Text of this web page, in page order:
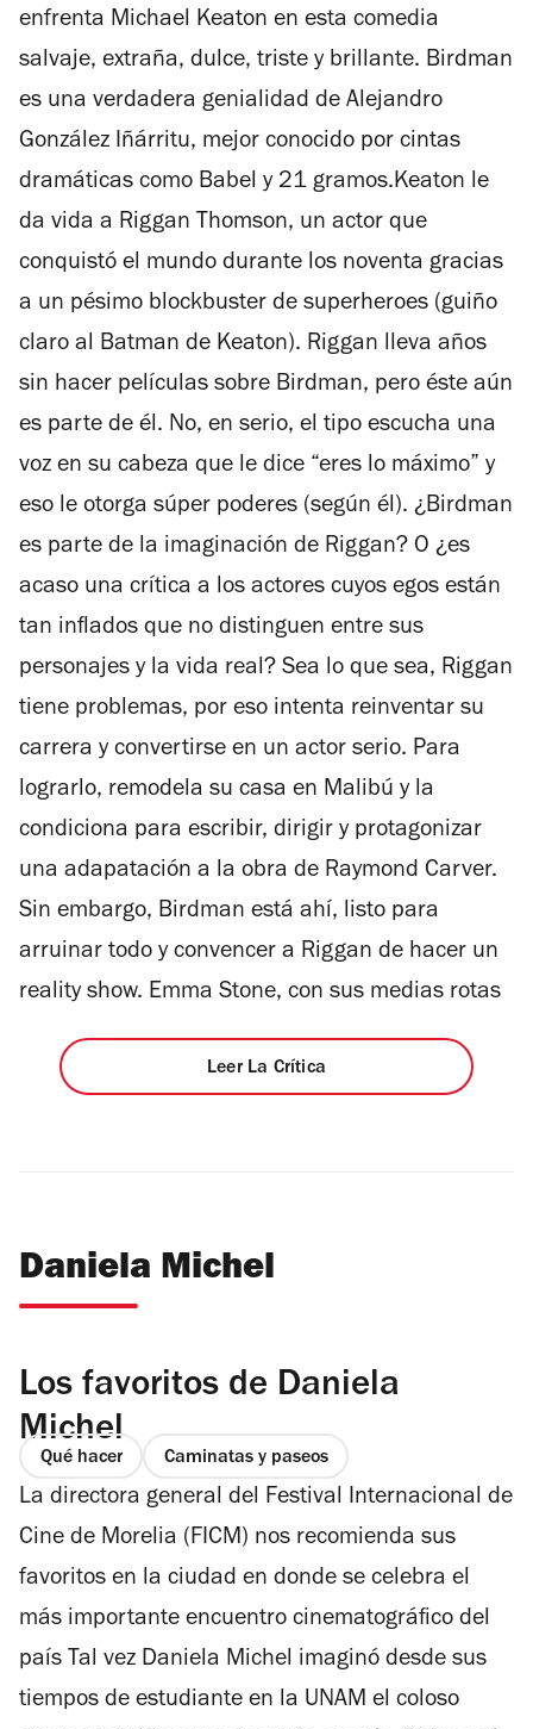
enfrenta Michael Keaton en esta comedia
salvaje, extraña, dulce, triste y brillante. Birdman
es una verdadera genialidad de Alejandro
González Iñárritu, mejor conocido por cintas
dramáticas como Babel y 21 gramos.Keaton le
da vida a Riggan Thomson, un actor que
conquistó el mundo durante los noventa gracias
a un pésimo blockbuster de superheroes (guiño
claro al Batman de Keaton). Riggan lleva años
sin hacer películas sobre Birdman, pero éste aún
es parte de él. No, en serio, el tipo escucha una
voz en su cabeza que le dice “eres lo máximo” y
eso le otorga súper poderes (según él). ¿Birdman
es parte de la imaginación de Riggan? O ¿es
acaso una crítica a los actores cuyos egos están
tan inflados que no distinguen entre sus
personajes y la vida real? Sea lo que sea, Riggan
tiene problemas, por eso intenta reinventar su
carrera y convertirse en un actor serio. Para
lograrlo, remodela su casa en Malibú y la
condiciona para escribir, dirigir y protagonizar
una adapatación a la obra de Raymond Carver.
Sin embargo, Birdman está ahí, listo para
arruinar todo y convencer a Riggan de hacer un
reality show. Emma Stone, con sus medias rotas
Leer La Crítica
Daniela Michel
Los favoritos de Daniela
Michel
Qué hacer Caminatas y paseos
La directora general del Festival Internacional de
Cine de Morelia (FICM) nos recomienda sus
favoritos en la ciudad en donde se celebra el
más importante encuentro cinematográfico del
país Tal vez Daniela Michel imaginó desde sus
tiempos de estudiante en la UNAM el coloso